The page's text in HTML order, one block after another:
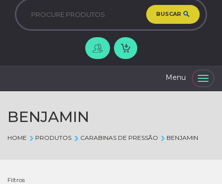
BUSCAR
BENJAMIN
HOME PRODUTOS CARABINAS DE PRESSÃO BENJAMIN
Filtros